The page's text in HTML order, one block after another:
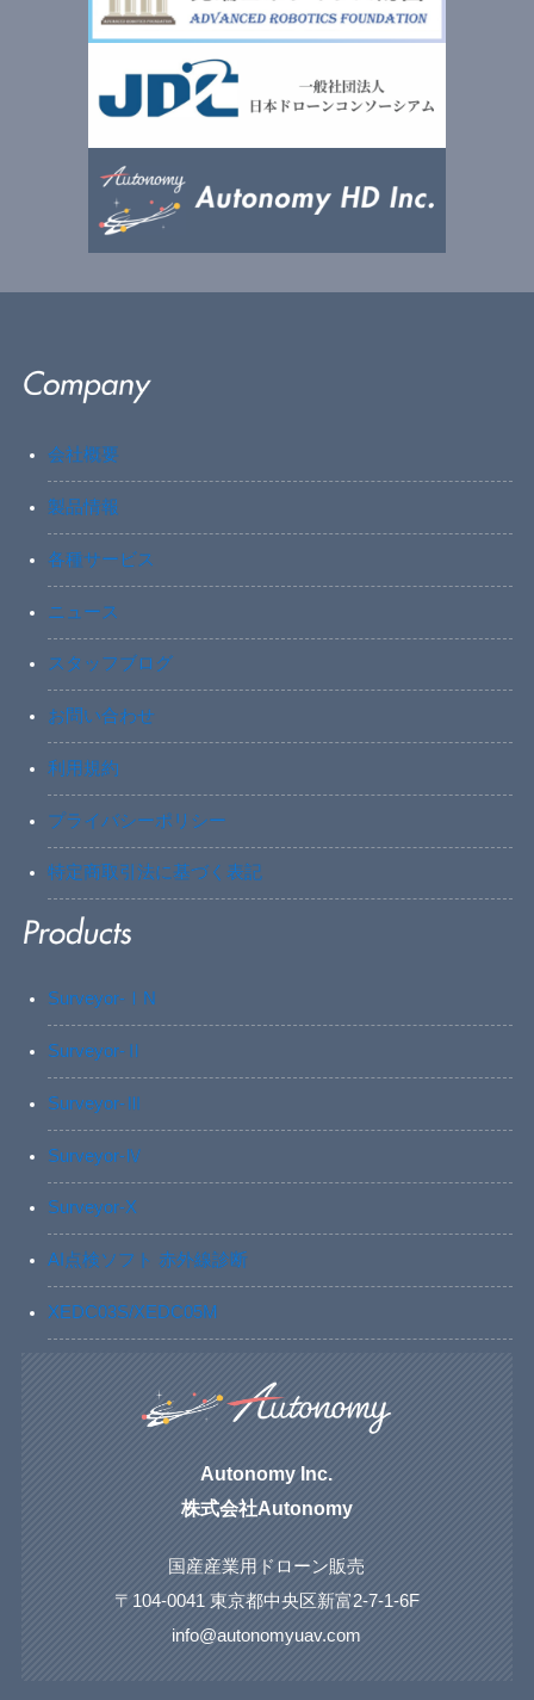
会社概要
製品情報
各種サービス
ニュース
スタッフブログ
お問い合わせ
利用規約
プライバシーポリシー
特定商取引法に基づく表記
Surveyor-ⅠN
Surveyor-Ⅱ
Surveyor-Ⅲ
Surveyor-Ⅳ
Surveyor-X
AI点検ソフト 赤外線診断
XEDC03S/XEDC05M
Autonomy Inc.
株式会社Autonomy
国産産業用ドローン販売
〒104-0041 東京都中央区新富2-7-1-6F
info@autonomyuav.com